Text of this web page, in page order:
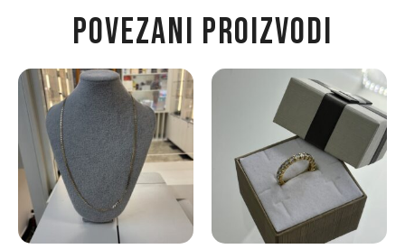
POVEZANI PROIZVODI